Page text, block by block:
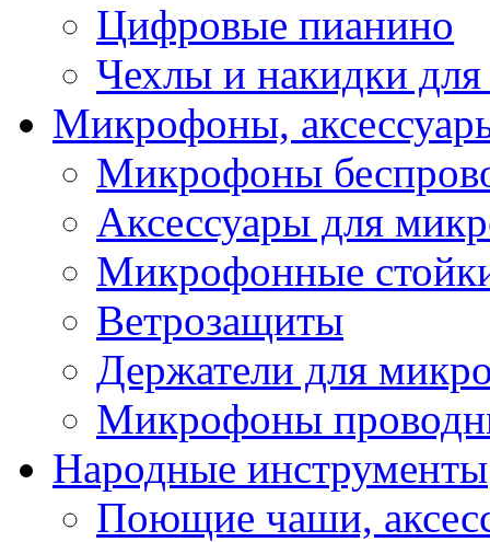
Цифровые пианино
Чехлы и накидки
Микрофоны,
Микрофоны
Аксессуары для
Микрофонные
Ветрозащиты
Держатели для
Микрофоны
Народные инструменты
Поющие чаши,